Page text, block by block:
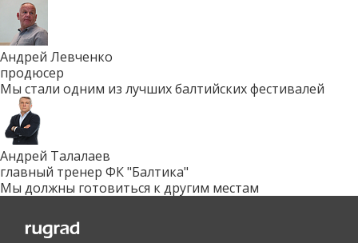
Андрей Левченко
продюсер
Мы стали одним из лучших балтийских фестивалей
Андрей Талалаев
главный тренер ФК "Балтика"
Мы должны готовиться к другим местам